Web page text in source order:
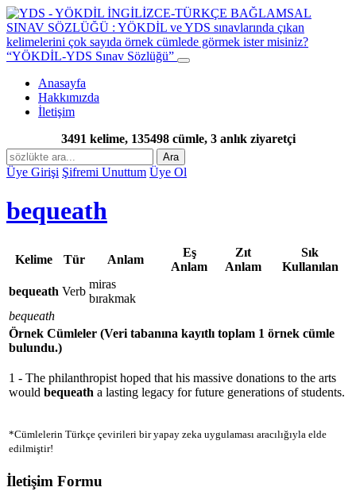
“YÖKDİL-YDS Sınav Sözlüğü”
Anasayfa
Hakkımızda
İletişim
3491 kelime, 135498 cümle, 3 anlık ziyaretçi
Ara
Üye Girişi Şifremi Unuttum Üye Ol
bequeath
Kelime Tür Anlam
Eş
Anlam
Zıt
Anlam
Sık
Kullanılan
bequeath Verb
miras
bırakmak
bequeath
Örnek Cümleler (Veri tabanına kayıtlı toplam 1 örnek cümle
bulundu.)
1 - The philanthropist hoped that his massive donations to the arts
would bequeath a lasting legacy for future generations of students.
*Cümlelerin Türkçe çevirileri bir yapay zeka uygulaması aracılığıyla elde
edilmiştir!
İletişim Formu